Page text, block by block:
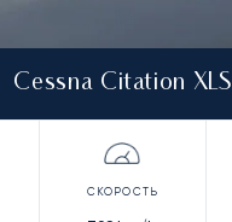
Cessna Citation XLS